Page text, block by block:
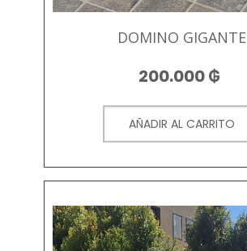
DOMINO GIGANTE
200.000₲
AÑADIR AL CARRITO